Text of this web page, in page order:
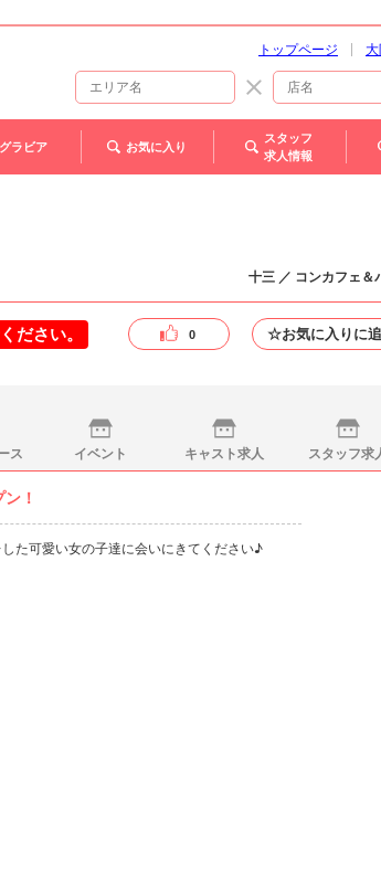
トップページ 大
グラビア お気に入り
スタッフ
求人情報
十三 ／ コンカフェ＆
ださい。 0 ☆お気に入りに
ス イベント キャスト求人 スタッフ求
！
た可愛い女の子達に会いにきてください♪